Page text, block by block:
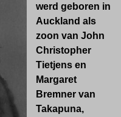
werd geboren in
Auckland als
zoon van John
Christopher
Tietjens en
Margaret
Bremner van
Takapuna,